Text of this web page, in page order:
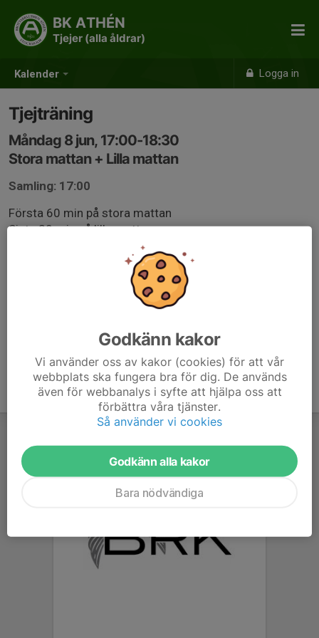
Kalender Logga in
BK ATHÉN
Tjejer (alla åldrar)
Tjejträning
Måndag 8 jun, 17:00-18:30
Stora mattan + Lilla mattan
Samling: 17:00
Första 60 min på stora mattan
Sista 30 min på lilla mattan
Godkänn kakor
Vi använder oss av kakor (cookies) för att vår
webbplats ska fungera bra för dig. De används
även för webbanalys i syfte att hjälpa oss att
förbättra våra tjänster.
Så använder vi cookies
Godkänn alla kakor
Bara nödvändiga